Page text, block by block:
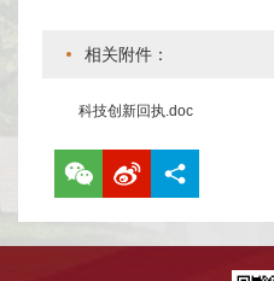
相关附件：
科技创新回执.doc